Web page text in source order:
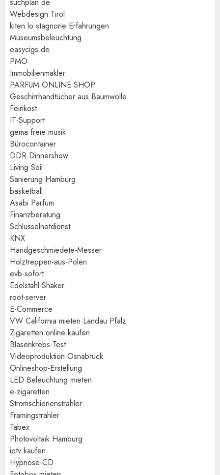
Webdesign Tirol
kiten lo stagnone Erfahrungen
Museumsbeleuchtung
easycigs.de
PMO
Immobilienmakler
PARFUM ONLINE SHOP
Geschirrhandtücher aus Baumwolle
Feinkost
IT-Support
gema freie musik
Bürocontainer
DDR Dinnershow
Living Soil
Sanierung Hamburg
basketball
Asabi Parfum
Finanzberatung
Schlüsselnotdienst
KNX
Handgeschmiedete-Messer
Holztreppen-aus-Polen
evb-sofort
Edelstahl-Shaker
root-server
E-Commerce
VW California mieten Landau Pfalz
Zigaretten online kaufen
Blasenkrebs-Test
Videoproduktion Osnabrück
Onlineshop-Erstellung
LED Beleuchtung mieten
e-zigaretten
Stromschienenstrahler
Framingstrahler
Tabex
Photovoltaik Hamburg
iptv kaufen
Hypnose-CD